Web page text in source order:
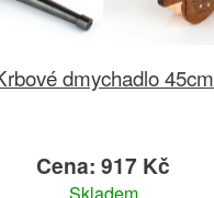
dmychadlo 45cm
Cena: 917 Kč
Skladem